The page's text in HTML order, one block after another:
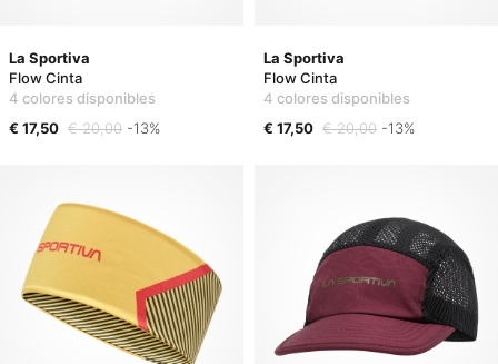
La Sportiva
Flow Cinta
4 colores disponibles
€ 17,50 € 20,00 -13%
La Sportiva
Flow Cinta
4 colores disponibles
€ 17,50 € 20,00 -13%